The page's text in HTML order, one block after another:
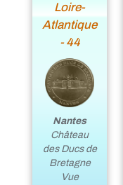
Loire-
Atlantique
- 44
Nantes
Château
des Ducs de
Bretagne
Vue